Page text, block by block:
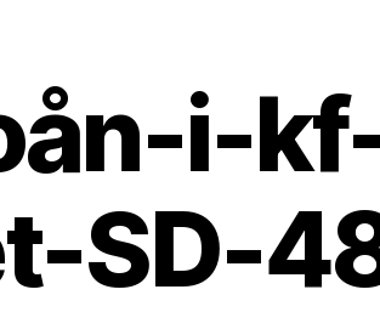
i-
SD-